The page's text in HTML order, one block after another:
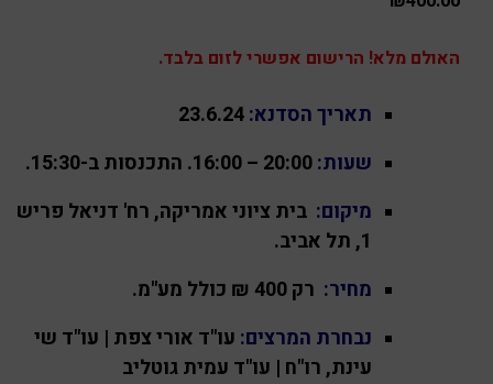
האולם מלא! הרישום אפשרי לזום בלבד.
תאריך הסדנא:23.6.24
שעות:20:00 – 16:00
. התכנסות ב-15:30.
מיקום: בית ציוני אמריקה, רח' דניאל פריש
1, תל אביב.
מחיר: רק 400 ₪ כולל מע"מ.
נבחרת המרצים: עו"ד אורי צפת | עו"ד שי
עינת, רו"ח | עו"ד עמית גוטליב